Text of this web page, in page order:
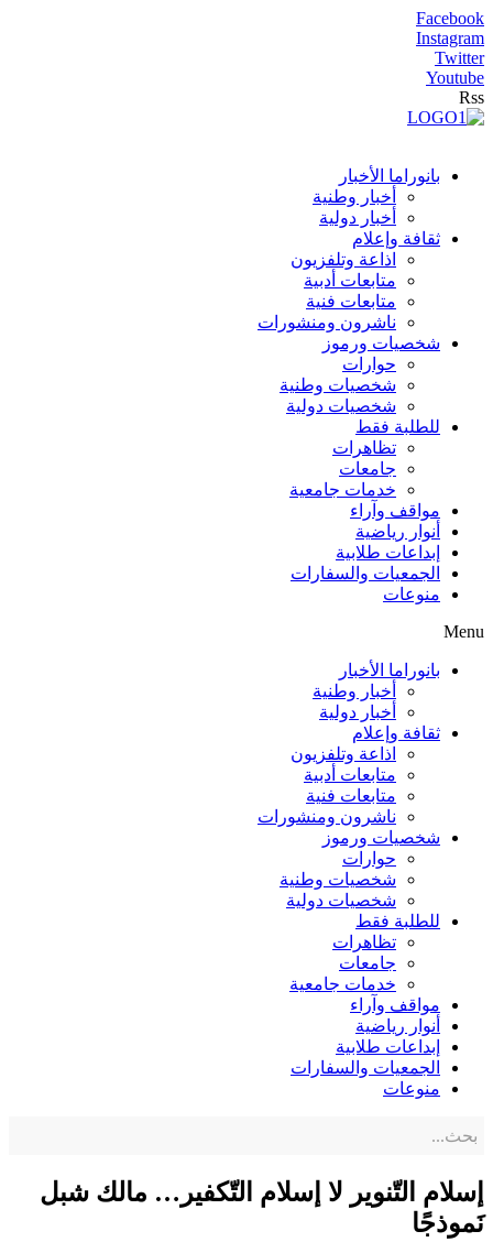
Facebook
Instagram
Twitter
Youtube
Rss
بانوراما الأخبار
أخبار وطنية
أخبار دولية
ثقافة وإعلام
اذاعة وتلفزيون
متابعات أدبية
متابعات فنية
ناشرون ومنشورات
شخصيات ورموز
حوارات
شخصيات وطنية
شخصيات دولية
للطلبة فقط
تظاهرات
جامعات
خدمات جامعية
مواقف وآراء
أنوار رياضية
إبداعات طلابية
الجمعيات والسفارات
منوعات
Menu
بانوراما الأخبار
أخبار وطنية
أخبار دولية
ثقافة وإعلام
اذاعة وتلفزيون
متابعات أدبية
متابعات فنية
ناشرون ومنشورات
شخصيات ورموز
حوارات
شخصيات وطنية
شخصيات دولية
للطلبة فقط
تظاهرات
جامعات
خدمات جامعية
مواقف وآراء
أنوار رياضية
إبداعات طلابية
الجمعيات والسفارات
منوعات
إسلام التّنوير لا إسلام التّكفير… مالك شبل
نَموذجًا